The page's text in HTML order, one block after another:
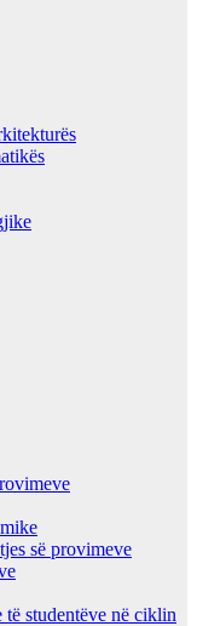
së provimeve
studentëve në ciklin